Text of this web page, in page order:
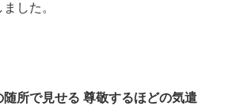
した。
所で見せる 尊敬するほどの気遣